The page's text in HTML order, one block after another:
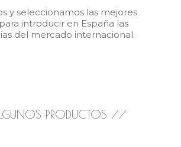
y seleccionamos las mejores
introducir en España las
del mercado internacional.
PRODUCTOS //